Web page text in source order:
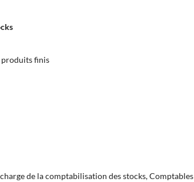
produits finis
de la comptabilisation des stocks, Comptables